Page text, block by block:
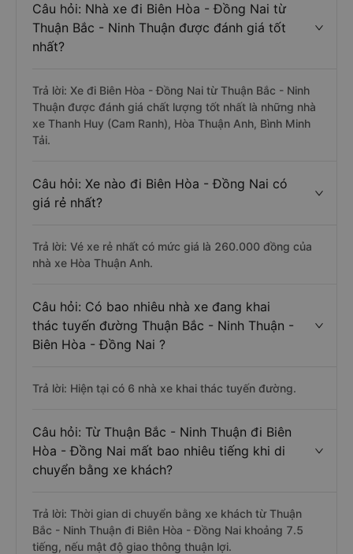
Câu hỏi: Nhà xe đi Biên Hòa - Đồng Nai từ
Thuận Bắc - Ninh Thuận được đánh giá tốt
nhất?
Trả lời: Xe đi Biên Hòa - Đồng Nai từ Thuận Bắc - Ninh
Thuận được đánh giá chất lượng tốt nhất là những nhà
xe Thanh Huy (Cam Ranh), Hòa Thuận Anh, Bình Minh
Tải.
Câu hỏi: Xe nào đi Biên Hòa - Đồng Nai có
giá rẻ nhất?
Trả lời: Vé xe rẻ nhất có mức giá là 260.000 đồng của
nhà xe Hòa Thuận Anh.
Câu hỏi: Có bao nhiêu nhà xe đang khai
thác tuyến đường Thuận Bắc - Ninh Thuận -
Biên Hòa - Đồng Nai ?
Trả lời: Hiện tại có 6 nhà xe khai thác tuyến đường.
Câu hỏi: Từ Thuận Bắc - Ninh Thuận đi Biên
Hòa - Đồng Nai mất bao nhiêu tiếng khi di
chuyển bằng xe khách?
Trả lời: Thời gian di chuyển bằng xe khách từ Thuận
Bắc - Ninh Thuận đi Biên Hòa - Đồng Nai khoảng 7.5
tiếng, nếu mật độ giao thông thuận lợi.